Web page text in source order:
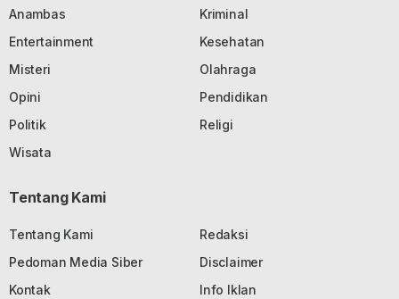
Anambas
Kriminal
Entertainment
Kesehatan
Misteri
Olahraga
Opini
Pendidikan
Politik
Religi
Wisata
Tentang Kami
Tentang Kami
Redaksi
Pedoman Media Siber
Disclaimer
Kontak
Info Iklan